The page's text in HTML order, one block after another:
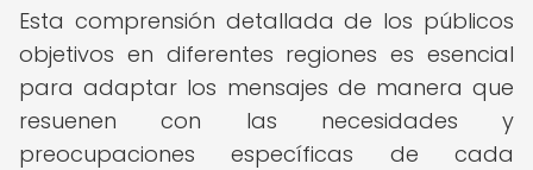
Esta comprensión detallada de los públicos
objetivos en diferentes regiones es esencial
para adaptar los mensajes de manera que
resuenen con las necesidades y
preocupaciones específicas de cada